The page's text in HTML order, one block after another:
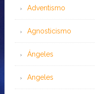
Adventismo
Agnosticismo
Ángeles
Angeles